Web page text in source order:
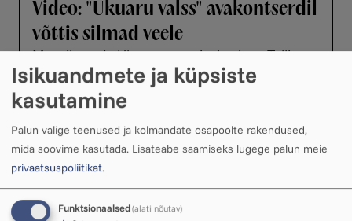
Video: "Ukuaru valss" avakontserdil
võttis silmad veele
Muusikamaja Ukuaru avamisel esines Tallinna
Kammerorkester Kaspar Männi juhatusel.
Lõpunumbris võtsid karmoškad kätte
õhtujuhid Harriet Toompere ja Ülle Kaljuste.
Sellest kujunes liigutav number, mis ...
18. veebruar 2026 ・ 11.09
Isikuandmete ja küpsiste
kasutamine
Palun valige teenused ja kolmandate osapoolte rakendused,
mida soovime kasutada. Lisateabe saamiseks lugege palun meie
privaatsuspoliitikat.
Funktsionaalsed(alati nõutav)